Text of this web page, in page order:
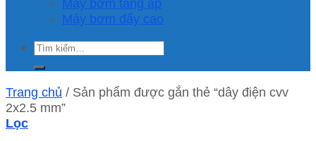
Máy bơm tăng áp
Máy bơm đẩy cao
Tìm
kiếm:
Trang chủ / Sản phẩm được gắn thẻ “dây điện cvv
2x2.5 mm”
Lọc